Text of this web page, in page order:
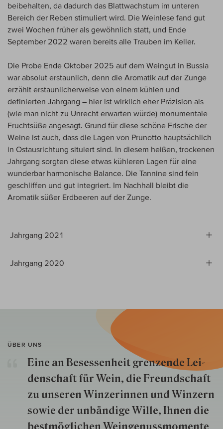
beibehalten, da dadurch das Blattwachstum im unteren
Bereich der Reben stimuliert wird. Die Weinlese fand gut
zwei Wochen früher als gewöhnlich statt, und Ende
September 2022 waren bereits alle Trauben im Keller.
Die Probe Ende Oktober 2025 auf dem Weingut in Bussia
war absolut erstaunlich, denn die Aromatik auf der Zunge
erzählt erstaunlicherweise von einem kühlen und
definierten Jahrgang – hier ist wirklich eher Präzision als
(wie man nicht zu Unrecht erwarten würde) monumentale
Fruchtsüße angesagt. Grund für diese schöne Frische der
Weine ist auch, dass die Lagen von Prunotto hauptsächlich
in Ostausrichtung situiert sind. In diesem heißen, trockenen
Jahrgang sorgten diese etwas kühleren Lagen für eine
wunderbar harmonische Balance. Die Tannine sind fein
geschliffen und gut integriert. Im Nachhall bleibt die
Aromatik süßer Erdbeeren auf der Zunge.
Jahrgang 2021
Jahrgang 2020
ÜBER UNS
Eine an Besessenheit gren­zende Lei­
den­schaft für Wein, die Freund­schaft
zu unseren Win­zer­innen und Win­zern
so­wie der un­bän­dige Wille, Ihnen die
best­mög­lich­en Wein­genuss­momente